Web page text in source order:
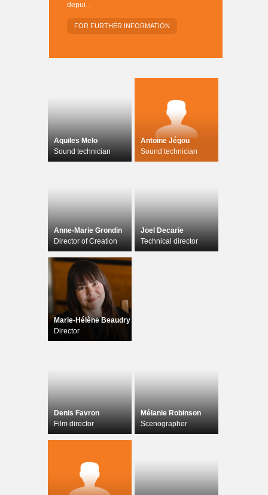
depui...
FOR FURTHER INFORMATION
Aquiles Melo
Sound technician
Antoine Jégou
Sound technician
Anne-Marie Grondin
Director of Creation
Joel Decarie
Technical director
Marie-Hélène Beaudry
Director
Denis Favron
Film director
Mélanie Robinson
Scenographer